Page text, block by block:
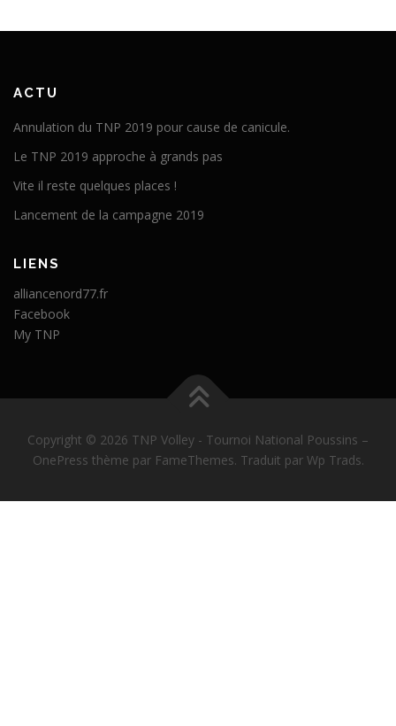
ACTU
Annulation du TNP 2019 pour cause de canicule.
Le TNP 2019 approche à grands pas
Vite il reste quelques places !
Lancement de la campagne 2019
LIENS
alliancenord77.fr
Facebook
My TNP
Copyright © 2026 TNP Volley - Tournoi National Poussins –
OnePress thème par FameThemes. Traduit par Wp Trads.